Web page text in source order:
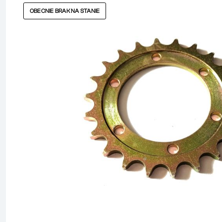
OBECNIE BRAK NA STANIE